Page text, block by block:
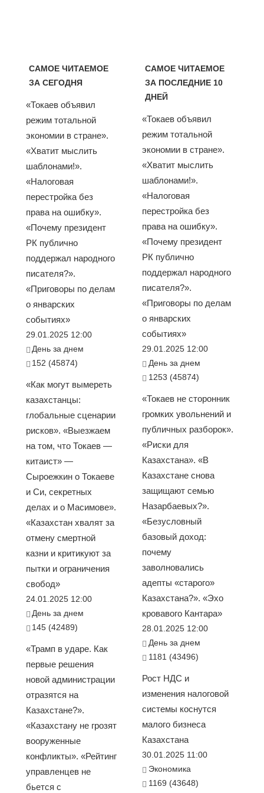
САМОЕ ЧИТАЕМОЕ
ЗА СЕГОДНЯ
«Токаев объявил
режим тотальной
экономии в стране».
«Хватит мыслить
шаблонами!».
«Налоговая
перестройка без
права на ошибку».
«Почему президент
РК публично
поддержал народного
писателя?».
«Приговоры по делам
о январских
событиях»
29.01.2025 12:00
День за днем
152 (45874)
«Как могут вымереть
казахстанцы:
глобальные сценарии
рисков». «Выезжаем
на том, что Токаев —
китаист» —
Сыроежкин о Токаеве
и Си, секретных
делах и о Масимове».
«Казахстан хвалят за
отмену смертной
казни и критикуют за
пытки и ограничения
свобод»
24.01.2025 12:00
День за днем
145 (42489)
«Трамп в ударе. Как
первые решения
новой администрации
отразятся на
Казахстане?».
«Казахстану не грозят
вооруженные
конфликты». «Рейтинг
управленцев не
бьется с
САМОЕ ЧИТАЕМОЕ
ЗА ПОСЛЕДНИЕ 10
ДНЕЙ
«Токаев объявил
режим тотальной
экономии в стране».
«Хватит мыслить
шаблонами!».
«Налоговая
перестройка без
права на ошибку».
«Почему президент
РК публично
поддержал народного
писателя?».
«Приговоры по делам
о январских
событиях»
29.01.2025 12:00
День за днем
1253 (45874)
«Токаев не сторонник
громких увольнений и
публичных разборок».
«Риски для
Казахстана». «В
Казахстане снова
защищают семью
Назарбаевых?».
«Безусловный
базовый доход:
почему
заволновались
адепты «старого»
Казахстана?». «Эхо
кровавого Кантара»
28.01.2025 12:00
День за днем
1181 (43496)
Рост НДС и
изменения налоговой
системы коснутся
малого бизнеса
Казахстана
30.01.2025 11:00
Экономика
1169 (43648)